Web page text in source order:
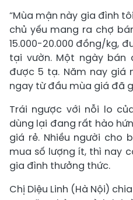
“Mùa mận này gia đình
chủ yếu mang ra chợ
15.000-20.000 đồng/kg,
tại vườn. Một ngày bán
được 5 tạ. Năm nay giá
ngay từ đầu mùa giá đã
Trái ngược với nỗi lo
dùng lại đang rất hào
giá rẻ. Nhiều người cho
mua số lượng ít, thì nay
gia đình thưởng thức.
Chị Diệu Linh (Hà Nội)